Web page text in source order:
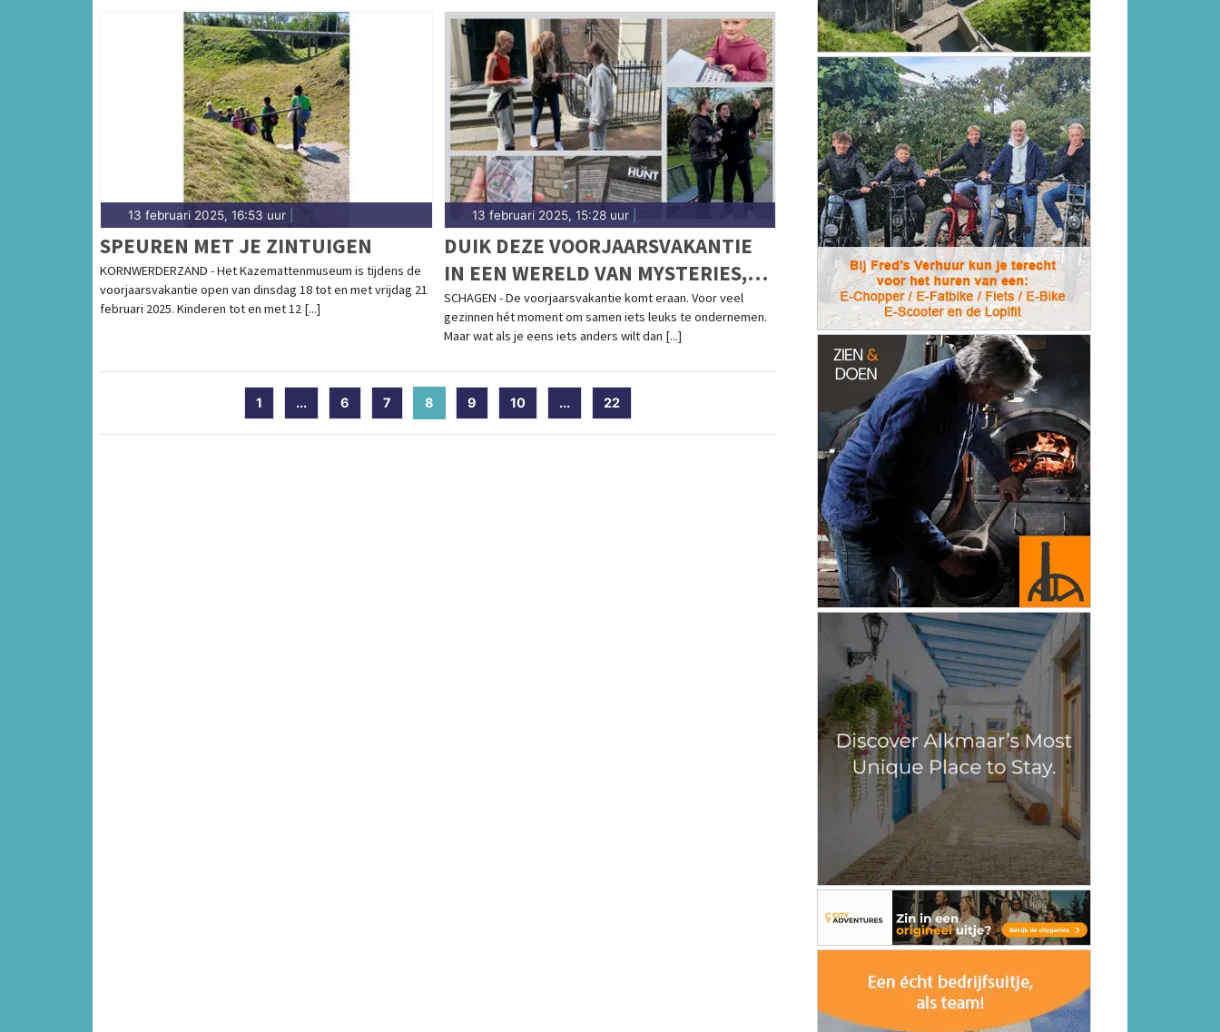
13 februari 2025, 16:53 uur
SPEUREN MET JE ZINTUIGEN
KORNWERDERZAND - Het Kazemattenmuseum is tijdens de
voorjaarsvakantie open van dinsdag 18 tot en met vrijdag 21
februari 2025. Kinderen tot en met 12 [...]
13 februari 2025, 15:28 uur|
DUIK DEZE VOORJAARSVAKANTIE
IN EEN WERELD VAN MYSTERIES,
DETECTIVES EN HUNTERS!
SCHAGEN - De voorjaarsvakantie komt eraan. Voor veel
gezinnen hét moment om samen iets leuks te ondernemen.
Maar wat als je eens iets anders wilt dan [...]
1 ... 6 7 8 (current)
9 10 ... 22